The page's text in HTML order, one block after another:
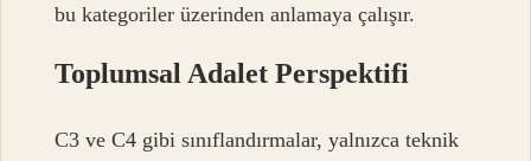
bu kategoriler üzerinden anlamaya çalışır.
Toplumsal Adalet Perspektifi
C3 ve C4 gibi sınıflandırmalar, yalnızca teknik